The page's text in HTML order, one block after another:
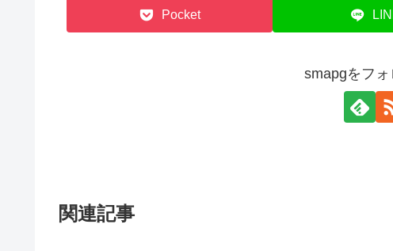
Pocket
smapgをフォ
関連記事